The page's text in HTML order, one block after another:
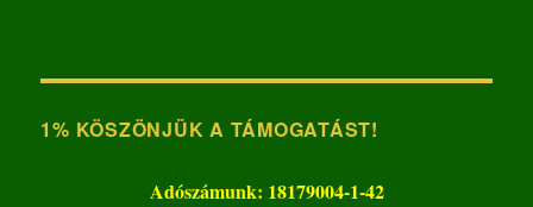
1% KÖSZÖNJÜK A TÁMOGATÁST!
Adószámunk: 18179004-1-42